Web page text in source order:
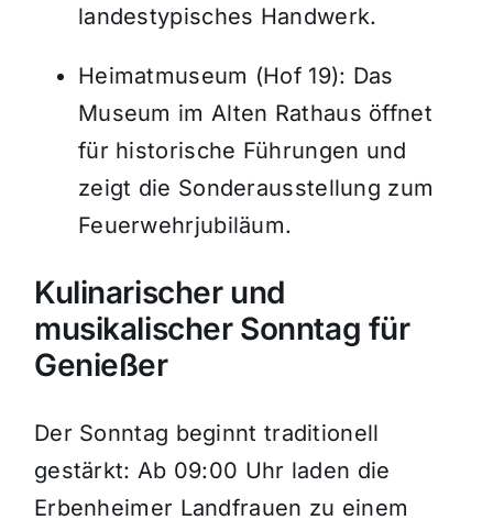
landestypisches Handwerk.
Heimatmuseum (Hof 19): Das
Museum im Alten Rathaus öffnet
für historische Führungen und
zeigt die Sonderausstellung zum
Feuerwehrjubiläum.
Kulinarischer und
musikalischer Sonntag für
Genießer
Der Sonntag beginnt traditionell
gestärkt: Ab 09:00 Uhr laden die
Erbenheimer Landfrauen zu einem